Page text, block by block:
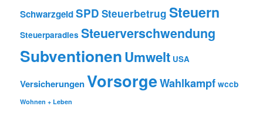
SchwarzgeldSPD Steuerbetrug Steuern
Steuerparadies Steuerverschwendung
SubventionenUmwelt USA
VersicherungenVorsorgeWahlkampf wccb
Wohnen + Leben